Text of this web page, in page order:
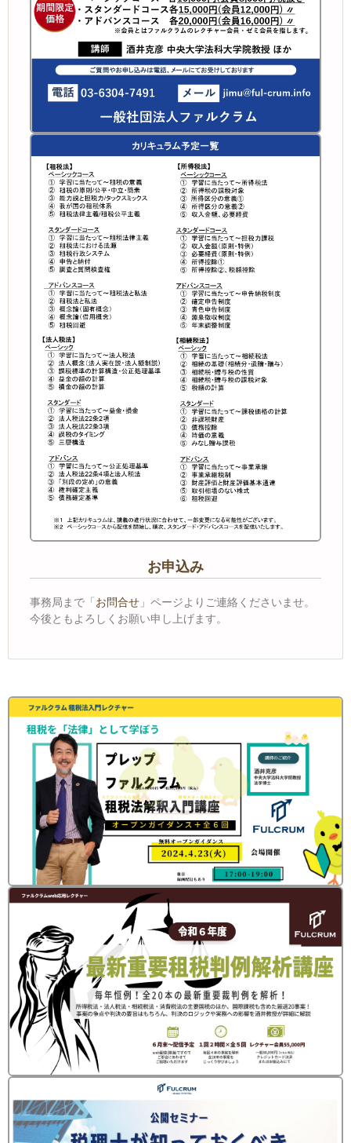
お申込み
事務局まで「 お問合せ 」ページよりご連絡くださいませ。
今後ともよろしくお願い申し上げます。